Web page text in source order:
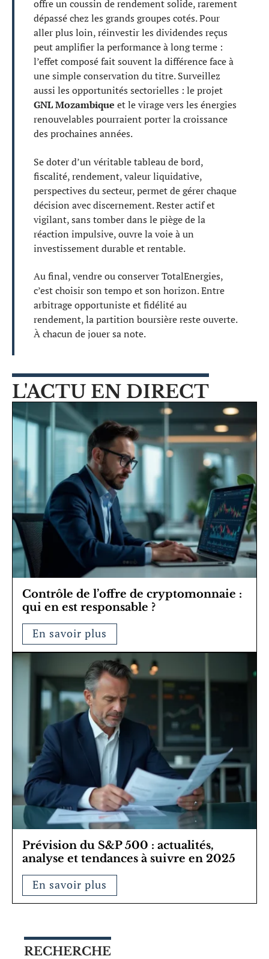
offre un coussin de rendement solide, rarement
dépassé chez les grands groupes cotés. Pour
aller plus loin, réinvestir les dividendes reçus
peut amplifier la performance à long terme :
l’effet composé fait souvent la différence face à
une simple conservation du titre. Surveillez
aussi les opportunités sectorielles : le projet
GNL Mozambique et le virage vers les énergies
renouvelables pourraient porter la croissance
des prochaines années.
Se doter d’un véritable tableau de bord,
fiscalité, rendement, valeur liquidative,
perspectives du secteur, permet de gérer chaque
décision avec discernement. Rester actif et
vigilant, sans tomber dans le piège de la
réaction impulsive, ouvre la voie à un
investissement durable et rentable.
Au final, vendre ou conserver TotalEnergies,
c’est choisir son tempo et son horizon. Entre
arbitrage opportuniste et fidélité au
rendement, la partition boursière reste ouverte.
À chacun de jouer sa note.
L'ACTU EN DIRECT
Contrôle de l’offre de cryptomonnaie :
qui en est responsable ?
En savoir plus
Prévision du S&P 500 : actualités,
analyse et tendances à suivre en 2025
En savoir plus
RECHERCHE